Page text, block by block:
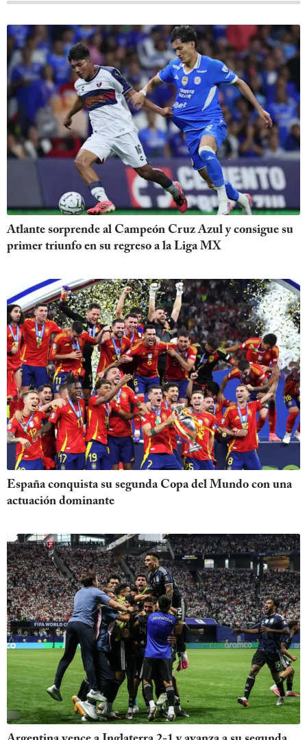
Atlante sorprende al Campeón Cruz Azul y consigue su
primer triunfo en su regreso a la Liga MX
España conquista su segunda Copa del Mundo con una
actuación dominante